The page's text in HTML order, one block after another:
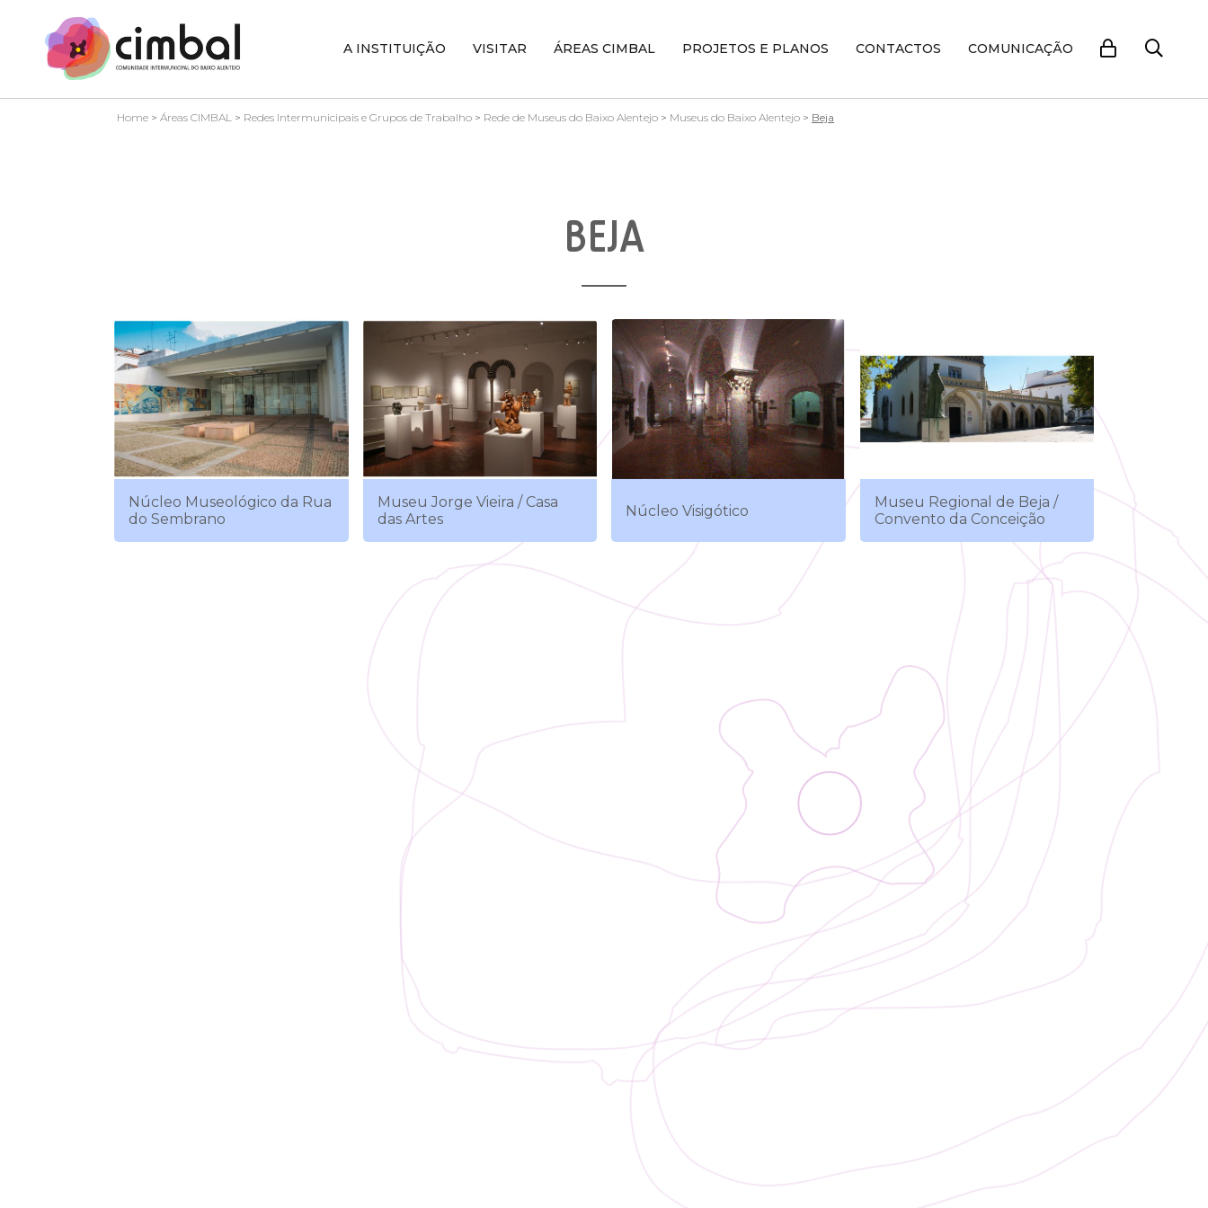
A INSTITUIÇÃO VISITAR ÁREAS CIMBAL PROJETOS E PLANOS CONTACTOS COMUNICAÇÃO
Home > Áreas CIMBAL > Redes Intermunicipais e Grupos de Trabalho > Rede de Museus do Baixo Alentejo > Museus do Baixo Alentejo > Beja
BEJA
Núcleo Museológico da Rua
do Sembrano
Museu Jorge Vieira / Casa
das Artes
Núcleo Visigótico
Museu Regional de Beja /
Convento da Conceição